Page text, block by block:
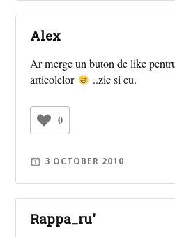
Alex
Ar merge un buton de like
articolelor
..zic si eu.
0
3 OCTOBER 2010
Rappa_ru'